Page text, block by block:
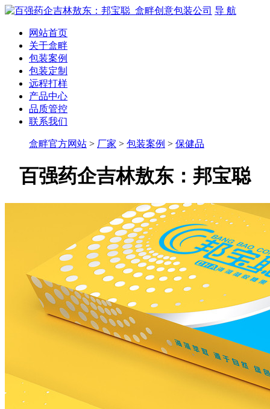
导 航
网站首页
关于盒畔
包装案例
包装定制
远程打样
产品中心
品质管控
联系我们
盒畔官方网站 > 厂家 > 包装案例 > 保健品
百强药企吉林敖东：邦宝聪